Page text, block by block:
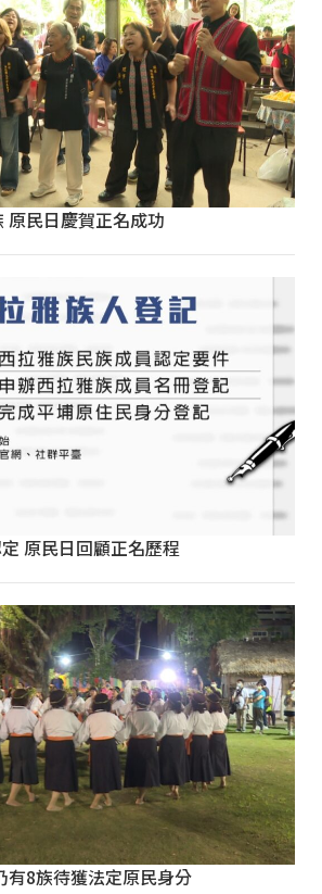
原民日慶賀正名成功
原民日回顧正名歷程
有8族待獲法定原民身分